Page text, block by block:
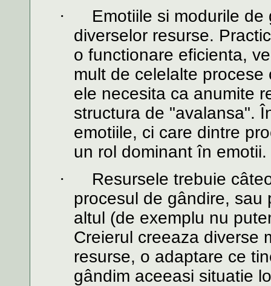
·
Emotiile si modurile
diverselor resurse.
o functionare eficienta,
mult de celelalte
ele necesita ca anumite
structura de "avalansa".
emotiile, ci care dintre
un rol dominant în emotii.
·
Resursele trebuie
procesul de gândire,
altul (de exemplu nu
Creierul creeaza diverse
resurse, o adaptare ce
gândim aceeasi situatie